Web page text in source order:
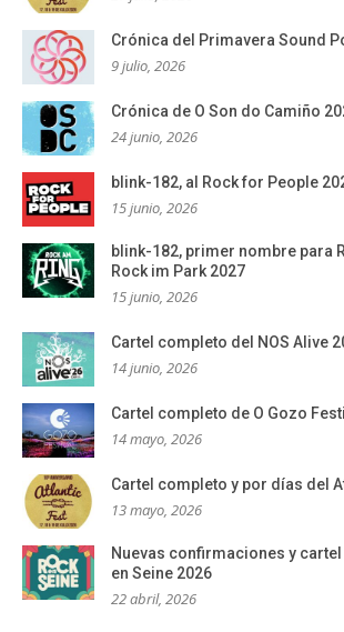
Crónica del Primavera Sound
9 julio, 2026
Crónica de O Son do Camiño
24 junio, 2026
blink-182, al Rock for People
15 junio, 2026
blink-182, primer nombre para
Rock im Park 2027
15 junio, 2026
Cartel completo del NOS Alive
14 junio, 2026
Cartel completo de O Gozo
14 mayo, 2026
Cartel completo y por días del
13 mayo, 2026
Nuevas confirmaciones y
en Seine 2026
22 abril, 2026